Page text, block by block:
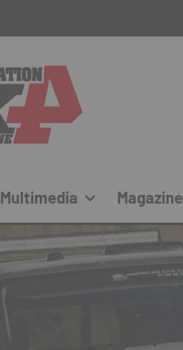
Multimedia Magazine